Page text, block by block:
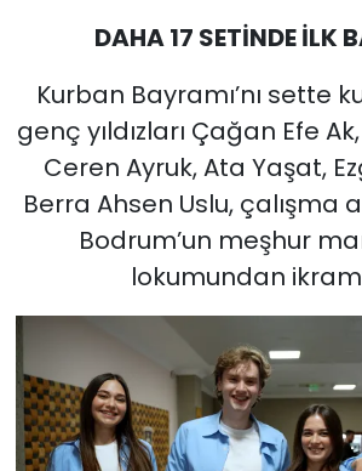
DAHA 17 SETİNDE İLK
Kurban Bayramı’nı sette
genç yıldızları Çağan Efe
Ceren Ayruk, Ata Yaşat,
Berra Ahsen Uslu, çalışma
Bodrum’un meşhur
lokumundan